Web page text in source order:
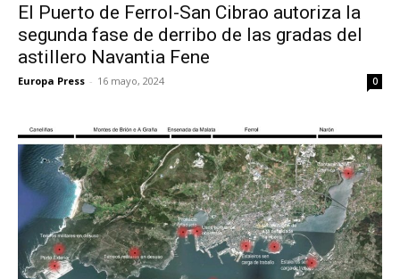
El Puerto de Ferrol-San Cibrao autoriza la
segunda fase de derribo de las gradas del
astillero Navantia Fene
Europa Press - 16 mayo, 2024 0